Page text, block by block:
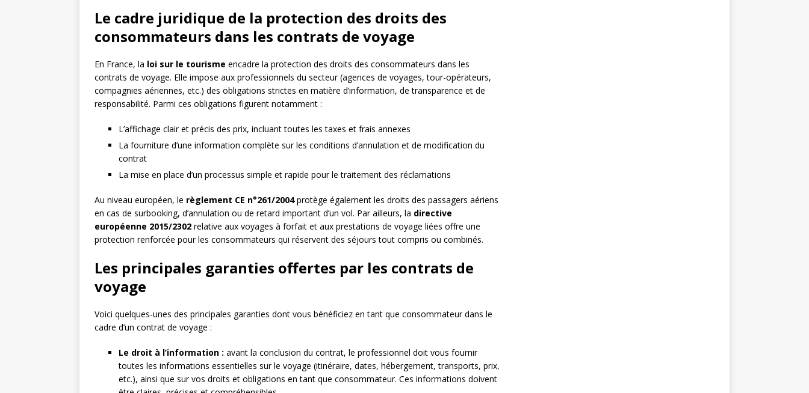
Le cadre juridique de la protection des droits des
consommateurs dans les contrats de voyage
En France, la loi sur le tourisme encadre la protection des droits des consommateurs dans les
contrats de voyage. Elle impose aux professionnels du secteur (agences de voyages, tour-opérateurs,
compagnies aériennes, etc.) des obligations strictes en matière d’information, de transparence et de
responsabilité. Parmi ces obligations figurent notamment :
L’affichage clair et précis des prix, incluant toutes les taxes et frais annexes
La fourniture d’une information complète sur les conditions d’annulation et de modification du
contrat
La mise en place d’un processus simple et rapide pour le traitement des réclamations
Au niveau européen, le règlement CE n°261/2004protège également les droits des passagers aériens
en cas de surbooking, d’annulation ou de retard important d’un vol. Par ailleurs, la directive
européenne 2015/2302 relative aux voyages à forfait et aux prestations de voyage liées offre une
protection renforcée pour les consommateurs qui réservent des séjours tout compris ou combinés.
Les principales garanties offertes par les contrats de
voyage
Voici quelques-unes des principales garanties dont vous bénéficiez en tant que consommateur dans le
cadre d’un contrat de voyage :
Le droit à l’information : avant la conclusion du contrat, le professionnel doit vous fournir
toutes les informations essentielles sur le voyage (itinéraire, dates, hébergement, transports, prix,
etc.), ainsi que sur vos droits et obligations en tant que consommateur. Ces informations doivent